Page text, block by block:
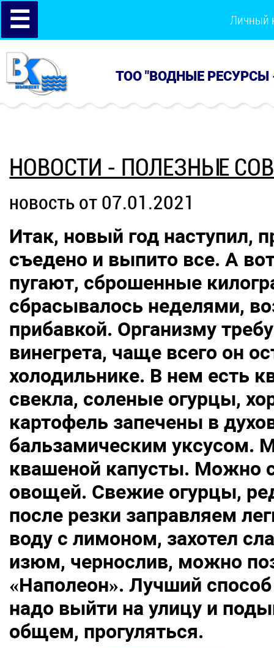
☰ Личный
ТОО "ВОДНЫЕ РЕСУРСЫ
НОВОСТИ - ПОЛЕЗНЫЕ
новость от 07.01.2021
Итак, новый год наступил,
съедено и выпито все. А
пугают, сброшенные
сбрасывалось неделями,
прибавкой. Организму
винегрета, чаще всего он
холодильнике. В нем есть
свекла, соленые огурцы,
картофель запечены в
бальзамическим уксусом.
квашеной капусты. Можно
овощей. Свежие огурцы,
после резки заправляем
воду с лимоном, захотел
изюм, чернослив, можно
«Наполеон». Лучший
надо выйти на улицу и
общем, прогуляться.